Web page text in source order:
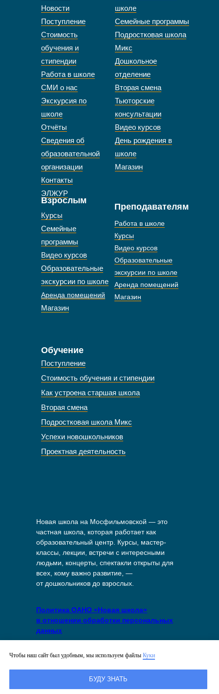
Новости
Поступление
Стоимость
обучения и
стипендии
Работа в школе
СМИ о нас
Экскурсия по
школе
Отчёты
Сведения об
образовательной
организации
Контакты
ЭЛЖУР
школе
Семейные программы
Подростковая школа
Микс
Дошкольное
отделение
Вторая смена
Тьюторские
консультации
Видео курсов
День рождения в
школе
Магазин
Взрослым
Новая школа на Мосфильмовской — это
частная школа, которая работает как
образовательный центр. Курсы, мастер-
классы, лекции, встречи с интересными
людьми, концерты, спектакли открыты для
всех, кому важно развитие, —
от дошкольников до взрослых.
Обучение
Курсы
Семейные
программы
Видео курсов
Образовательные
экскурсии по школе
Аренда помещений
Магазин
Преподавателям
Работа в школе
Курсы
Видео курсов
Образовательные
экскурсии по школе
Аренда помещений
Магазин
Поступление
Стоимость обучения и стипендии
Как устроена старшая школа
Вторая смена
Подростковая школа Микс
Успехи новошкольников
Проектная деятельность
Политика ОАНО «Новая школа»
в отношении обработки персональных
данных
на сайте
Чтобы наш сайт был удобным, мы используем файлы Куки
БУДУ ЗНАТЬ